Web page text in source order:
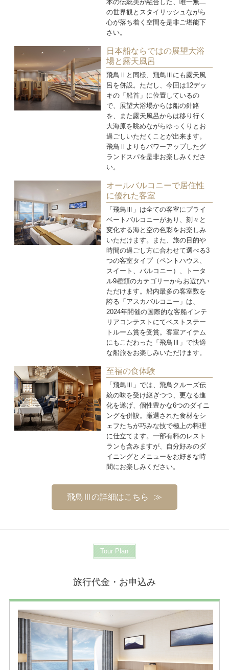
本の伝統美が融合した、唯一無二
の世界観とスタイリッシュながら
心が落ち着く空間を是非ご堪能下
さい。
日本船ならではの展望大浴
場と露天風呂
飛鳥Ⅱと同様、飛鳥Ⅲにも露天風
呂を併設。ただし、今回は12デッ
キの「船首」に位置しているの
で、展望大浴場からは船の針路
を、また露天風呂からは移り行く
大海原を眺めながらゆっくりとお
過ごしいただくことが出来ます。
飛鳥Ⅱよりもパワーアップしたグ
ランドスパを是非お楽しみくださ
い。
オールバルコニーで居住性
に優れた客室
「飛鳥Ⅲ」は全ての客室にプライ
ベートバルコニーがあり、刻々と
変化する海と空の色彩をお楽しみ
いただけます。また、旅の目的や
時間の過ごし方に合わせて選べる3
つの客室タイプ（ペントハウス、
スイート、バルコニー）、トータ
ル9種類のカテゴリーからお選びい
ただけます。船内最多の客室数を
誇る「アスカバルコニー」は、
2024年開催の国際的な客船インテ
リアコンテストにてベストステー
トルーム賞を受賞。客室アイテム
にもこだわった「飛鳥Ⅲ」で快適
な船旅をお楽しみいただけます。
至福の食体験
「飛鳥Ⅲ」では、飛鳥クルーズ伝
統の味を受け継ぎつつ、更なる進
化を遂げ、個性豊かな6つのダイニ
ングを併設。厳選された食材をシ
ェフたちが巧みな技で極上の料理
に仕立てます。一部有料のレスト
ランも含みますが、自分好みのダ
イニングとメニューをお好きな時
間にお楽しみください。
飛鳥Ⅲの詳細はこちら
Tour Plan
旅行代金・お申込み